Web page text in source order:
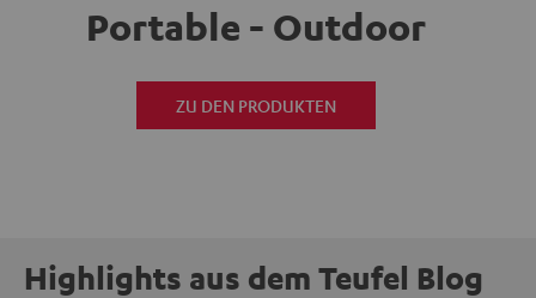
Portable - Outdoor
ZU DEN PRODUKTEN
Highlights aus dem Teufel Blog